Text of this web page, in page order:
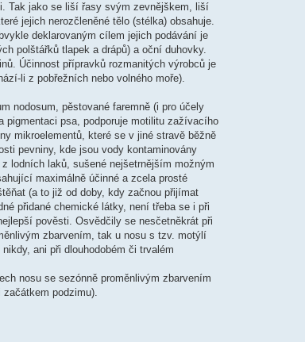
Tak jako se liší řasy svým zevnějškem, liší
jejich nerozčleněné tělo (stélka) obsahuje.
deklarovaným cílem jejich podávání je
polštářků tlapek a drápů) a oční duhovky.
Účinnost přípravků rozmanitých výrobců je
li z pobřežních nebo volného moře).
nodosum, pěstované faremně (i pro účely
pigmentaci psa, podporuje motilitu zažívacího
mikroelementů, které se v jiné stravě běžně
pevniny, kde jsou vody kontaminovány
lodních laků, sušené nejšetrnějším možným
maximálně účinné a zcela prosté
(a to již od doby, kdy začnou přijímat
přidané chemické látky, není třeba se i při
pověsti. Osvědčily se nesčetněkrát při
zbarvením, tak u nosu s tzv. motýlí
ani při dlouhodobém či trvalém
nosu se sezónně proměnlivým zbarvením
podzimu).